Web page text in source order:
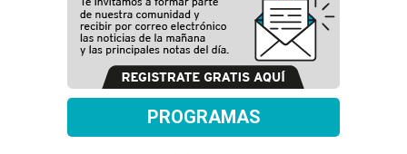
PROGRAMAS